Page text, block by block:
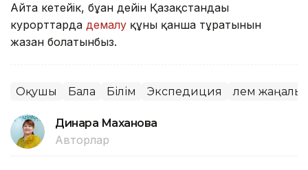
Айта кетейік, бұған дейін Қазақстандағы
курорттарда демалу құны қанша тұратынын
жазған болатынбыз.
Оқушы Бала Білім Экспедиция Әлем
Динара Маханова
Авторлар